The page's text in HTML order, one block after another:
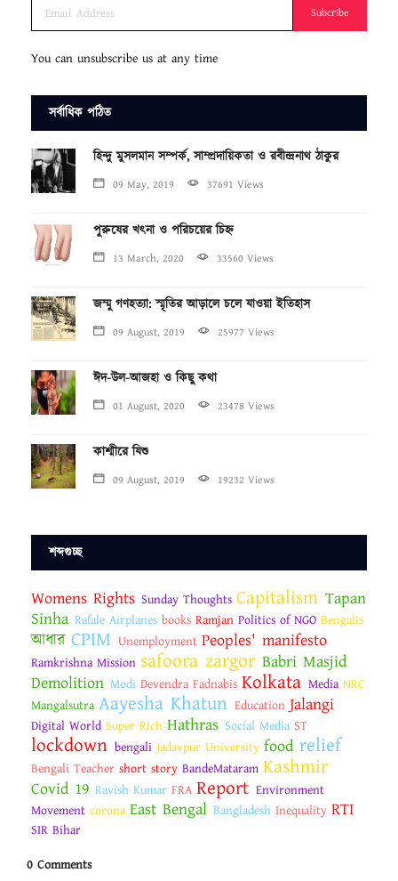
Subcribe
You can unsubscribe us at any time
সর্বাধিক পঠিত
হিন্দু মুসলমান সম্পর্ক, সাম্প্রদায়িকতা ও রবীন্দ্রনাথ ঠাকুর
09 May, 2019 37691 Views
পুরুষের খৎনা ও পরিচয়ের চিহ্ন
13 March, 2020 33560 Views
জম্মু গণহত্যা: স্মৃতির আড়ালে চলে যাওয়া ইতিহাস
09 August, 2019 25977 Views
ঈদ-উল-আজহা ও কিছু কথা
01 August, 2020 23478 Views
কাশ্মীরে যিশু
09 August, 2019 19232 Views
শব্দগুচ্ছ
Womens Rights Sunday Thoughts Capitalism Tapan
Sinha Rafale Airplanes books Ramjan Politics of NGO Bengalis
আধার CPIM Unemployment Peoples' manifesto
Ramkrishna Mission safoora zargor Babri Masjid
Demolition Modi Devendra Fadnabis Kolkata Media NRC
Mangalsutra Aayesha Khatun Education Jalangi
Digital World Super Rich Hathras Social Media ST
lockdown bengali Jadavpur University food relief
Bengali Teacher short story BandeMataram Kashmir
Covid 19 Ravish Kumar FRA Report Environment
Movement corona East Bengal Bangladesh Inequality RTI
SIR Bihar
0 Comments